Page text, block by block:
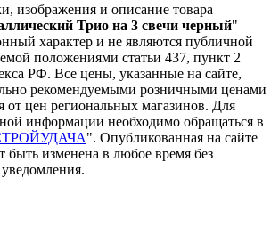
изображения и описание товара
Трио на 3 свечи черный"
характер и не являются публичной
положениями статьи 437, пункт 2
РФ. Все цены, указанные на сайте,
рекомендуемыми розничными ценами
от цен региональных магазинов. Для
информации необходимо обращаться в
". Опубликованная на сайте
изменена в любое время без